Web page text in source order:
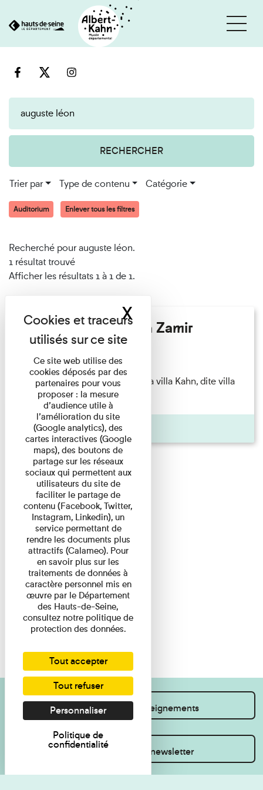
au
RECHERCHER
Trier par Type de contenu Catégorie
Auditorium Enlever tous les filtres
Recherché pour auguste léon.
1 résultat trouvé
Afficher les résultats 1 à 1 de 1.
Hélène Gaudy - Villa Zamir
Lecture
couchant) [Angle nord-est de la villa Kahn, dite villa
Zamir et lumières du ...
Pages
Je souhaite des renseignements
Inscrivez-vous à la newsletter
Cookies et traceurs utilisés sur ce site
Ce site web utilise des
cookies déposés par des
partenaires pour vous
proposer : la mesure
d’audience utile à
l’amélioration du site
(Google analytics), des
cartes interactives (Google
maps), des boutons de
partage sur les réseaux
sociaux qui permettent aux
utilisateurs du site de
faciliter le partage de
contenu (Facebook, Twitter,
Instagram, Linkedin), un
service permettant de
rendre les documents plus
attractifs (Calameo). Pour
en savoir plus sur les
traitements de données à
caractère personnel mis en
œuvre par le Département
des Hauts-de-Seine,
consultez notre politique de
protection des données.
Tout accepter
Tout refuser
Personnaliser
Politique de
confidentialité
XMasquer le